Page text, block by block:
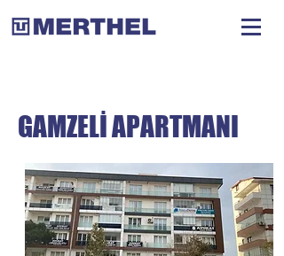
GAMZELİ APARTMANI